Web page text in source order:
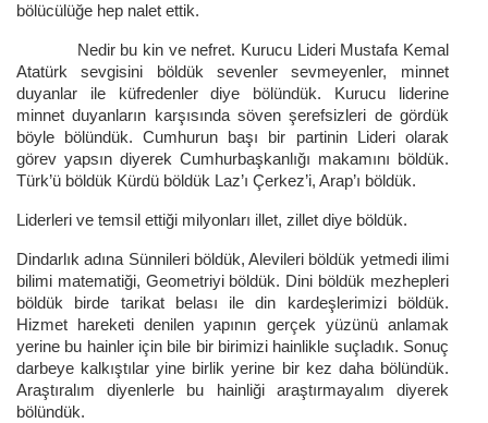
bölücülüğe hep nalet ettik.
Nedir bu kin ve nefret. Kurucu Lideri Mustafa Kemal
Atatürk sevgisini böldük sevenler sevmeyenler, minnet
duyanlar ile küfredenler diye bölündük. Kurucu liderine
minnet duyanların karşısında söven şerefsizleri de gördük
böyle bölündük. Cumhurun başı bir partinin Lideri olarak
görev yapsın diyerek Cumhurbaşkanlığı makamını böldük.
Türk’ü böldük Kürdü böldük Laz’ı Çerkez’i, Arap’ı böldük.
Liderleri ve temsil ettiği milyonları illet, zillet diye böldük.
Dindarlık adına Sünnileri böldük, Alevileri böldük yetmedi ilimi
bilimi matematiği, Geometriyi böldük. Dini böldük mezhepleri
böldük birde tarikat belası ile din kardeşlerimizi böldük.
Hizmet hareketi denilen yapının gerçek yüzünü anlamak
yerine bu hainler için bile bir birimizi hainlikle suçladık. Sonuç
darbeye kalkıştılar yine birlik yerine bir kez daha bölündük.
Araştıralım diyenlerle bu hainliği araştırmayalım diyerek
bölündük.